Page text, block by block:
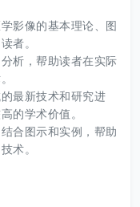
影像的基本理论、图
者。
析，帮助读者在实际
最新技术和研究进
的学术价值。
合图示和实例，帮助
术。